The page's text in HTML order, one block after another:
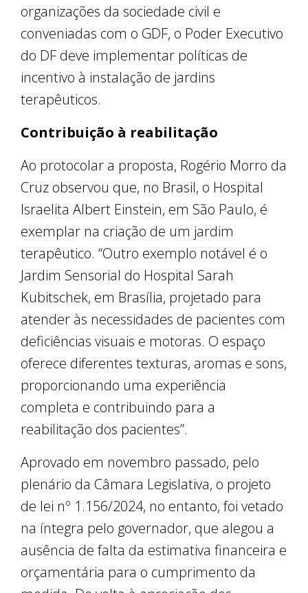
organizações da sociedade civil e
conveniadas com o GDF, o Poder Executivo
do DF deve implementar políticas de
incentivo à instalação de jardins
terapêuticos.
Contribuição à reabilitação
Ao protocolar a proposta, Rogério Morro da
Cruz observou que, no Brasil, o Hospital
Israelita Albert Einstein, em São Paulo, é
exemplar na criação de um jardim
terapêutico. “Outro exemplo notável é o
Jardim Sensorial do Hospital Sarah
Kubitschek, em Brasília, projetado para
atender às necessidades de pacientes com
deficiências visuais e motoras. O espaço
oferece diferentes texturas, aromas e sons,
proporcionando uma experiência
completa e contribuindo para a
reabilitação dos pacientes”.
Aprovado em novembro passado, pelo
plenário da Câmara Legislativa, o projeto
de lei nº 1.156/2024, no entanto, foi vetado
na íntegra pelo governador, que alegou a
ausência de falta da estimativa financeira e
orçamentária para o cumprimento da